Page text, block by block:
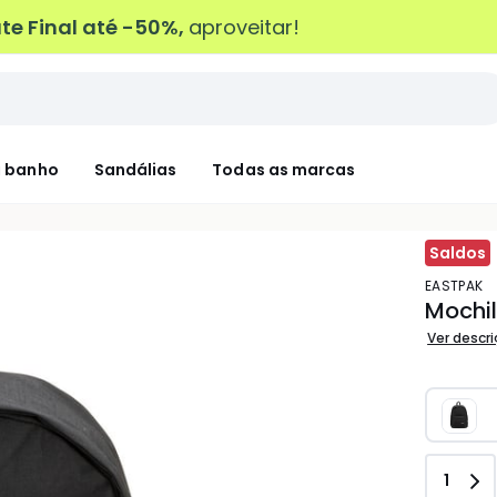
Final até -50%, aproveitar!
banho Sandálias Todas as marcas
Saldos
EASTPAK
Ver
1